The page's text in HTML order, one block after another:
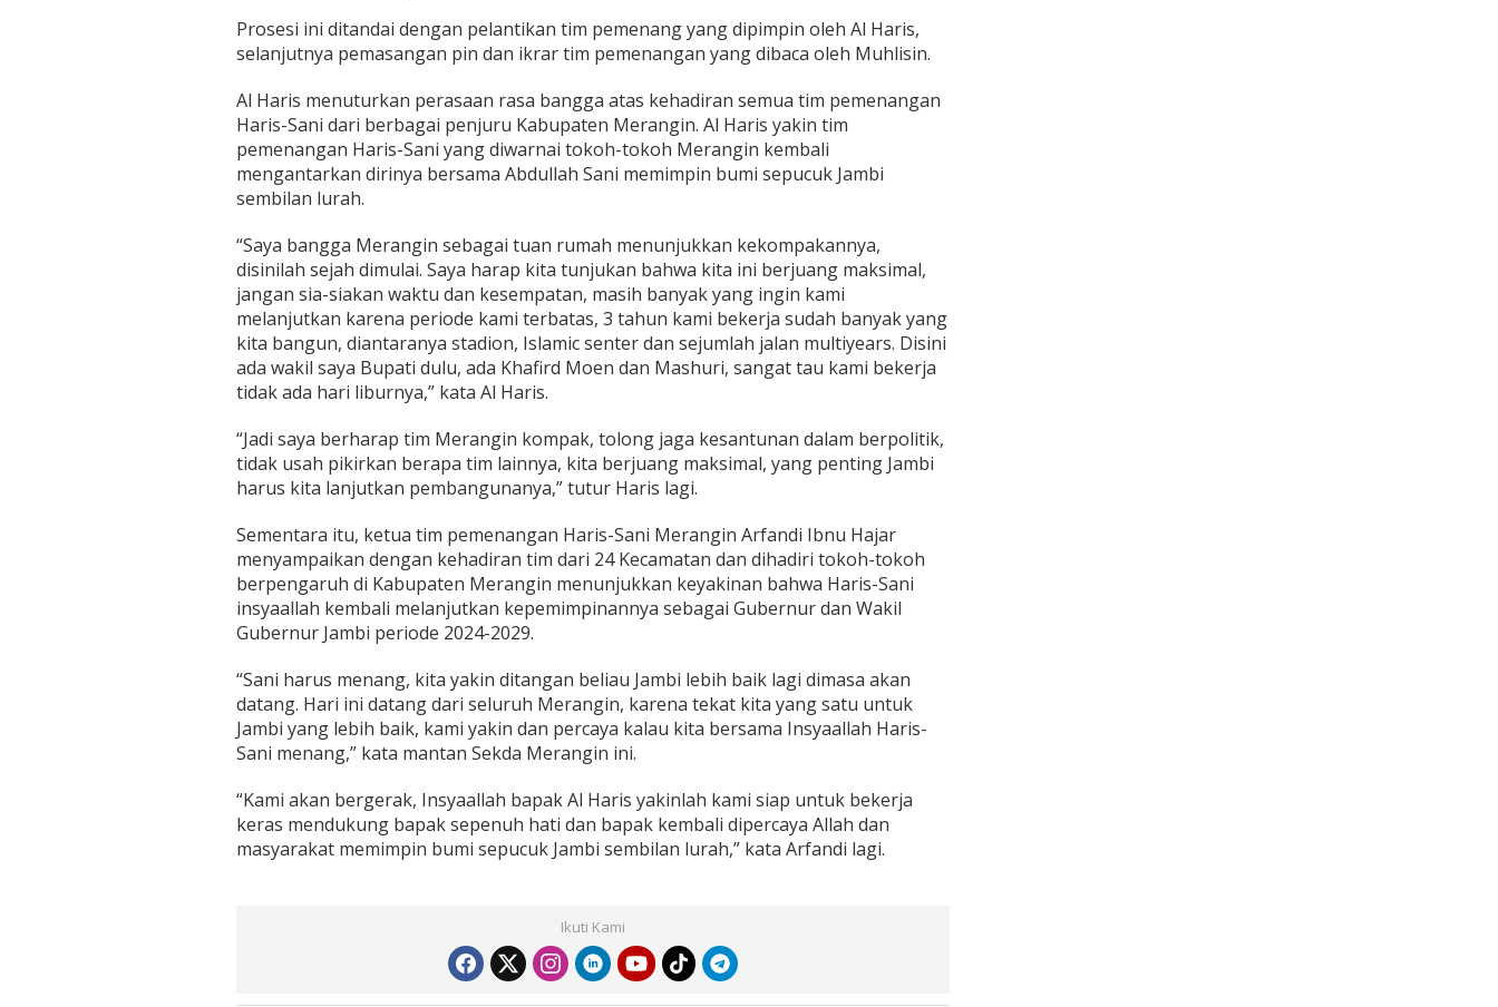
g
a
2
0
0
0
T
i
m
Prosesi ini ditandai dengan pelantikan tim pemenang yang dipimpin oleh Al Haris,
selanjutnya pemasangan pin dan ikrar tim pemenangan yang dibaca oleh Muhlisin.
Al Haris menuturkan perasaan rasa bangga atas kehadiran semua tim pemenangan
Haris-Sani dari berbagai penjuru Kabupaten Merangin. Al Haris yakin tim
pemenangan Haris-Sani yang diwarnai tokoh-tokoh Merangin kembali
mengantarkan dirinya bersama Abdullah Sani memimpin bumi sepucuk Jambi
sembilan lurah.
“Saya bangga Merangin sebagai tuan rumah menunjukkan kekompakannya,
disinilah sejah dimulai. Saya harap kita tunjukan bahwa kita ini berjuang maksimal,
jangan sia-siakan waktu dan kesempatan, masih banyak yang ingin kami
melanjutkan karena periode kami terbatas, 3 tahun kami bekerja sudah banyak yang
kita bangun, diantaranya stadion, Islamic senter dan sejumlah jalan multiyears. Disini
ada wakil saya Bupati dulu, ada Khafird Moen dan Mashuri, sangat tau kami bekerja
tidak ada hari liburnya,” kata Al Haris.
“Jadi saya berharap tim Merangin kompak, tolong jaga kesantunan dalam berpolitik,
tidak usah pikirkan berapa tim lainnya, kita berjuang maksimal, yang penting Jambi
harus kita lanjutkan pembangunanya,” tutur Haris lagi.
Sementara itu, ketua tim pemenangan Haris-Sani Merangin Arfandi Ibnu Hajar
menyampaikan dengan kehadiran tim dari 24 Kecamatan dan dihadiri tokoh-tokoh
berpengaruh di Kabupaten Merangin menunjukkan keyakinan bahwa Haris-Sani
insyaallah kembali melanjutkan kepemimpinannya sebagai Gubernur dan Wakil
Gubernur Jambi periode 2024-2029.
“Sani harus menang, kita yakin ditangan beliau Jambi lebih baik lagi dimasa akan
datang. Hari ini datang dari seluruh Merangin, karena tekat kita yang satu untuk
Jambi yang lebih baik, kami yakin dan percaya kalau kita bersama Insyaallah Haris-
Sani menang,” kata mantan Sekda Merangin ini.
“Kami akan bergerak, Insyaallah bapak Al Haris yakinlah kami siap untuk bekerja
keras mendukung bapak sepenuh hati dan bapak kembali dipercaya Allah dan
masyarakat memimpin bumi sepucuk Jambi sembilan lurah,” kata Arfandi lagi.
Ikuti Kami